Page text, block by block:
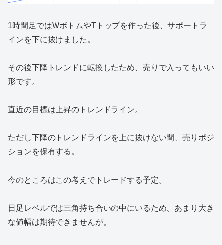
1時間足ではWボトムやTトップを作った後、サポートラ
インを下に抜けました。
その後下降トレンドに転換したため、売りで入ってもいい
形です。
直近の目標は上昇のトレンドライン。
ただし下降のトレンドラインを上に抜けない間、売りポジ
ションを保有する。
今のところはこの考えでトレードする予定。
日足レベルでは三角持ち合いの中にいるため、あまり大き
な値幅は期待できませんが。